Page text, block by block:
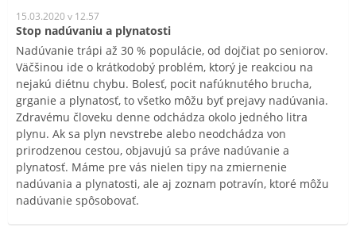
15.03.2020 v 12.57
Stop nadúvaniu a plynatosti
Nadúvanie trápi až 30 % populácie, od dojčiat po seniorov.
Väčšinou ide o krátkodobý problém, ktorý je reakciou na
nejakú diétnu chybu. Bolesť, pocit nafúknutého brucha,
grganie a plynatosť, to všetko môžu byť prejavy nadúvania.
Zdravému človeku denne odchádza okolo jedného litra
plynu. Ak sa plyn nevstrebe alebo neodchádza von
prirodzenou cestou, objavujú sa práve nadúvanie a
plynatosť. Máme pre vás nielen tipy na zmiernenie
nadúvania a plynatosti, ale aj zoznam potravín, ktoré môžu
nadúvanie spôsobovať.